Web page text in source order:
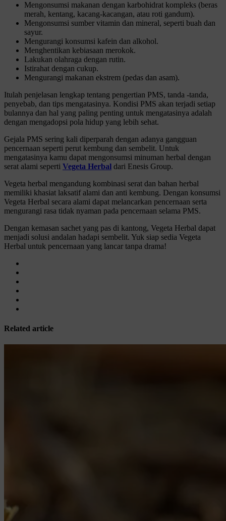
Mengonsumsi makanan dengan karbohidrat kompleks (beras
merah, kentang, kacang-kacangan, atau roti gandum).
Mengonsumsi sumber vitamin dan mineral, seperti buah dan
sayur.
Mengurangi konsumsi kafein dan alkohol.
Menghentikan kebiasaan merokok.
Lakukan olahraga dengan rutin.
Istirahat dengan cukup.
Mengurangi makanan ekstrem (pedas dan asam).
Itulah penjelasan lengkap tentang pengertian PMS, tanda -tanda,
penyebab, dan tips mengatasinya. Kondisi PMS akan terjadi setiap
bulannya dan hal yang paling penting untuk mengatasinya adalah
dengan mengadopsi pola hidup yang lebih sehat.
Gejala PMS sering kali diperparah dengan adanya gangguan
pencernaan seperti perut kembung dan sembelit. Untuk
mengatasinya kamu dapat mengonsumsi minuman herbal dengan
serat alami seperti Vegeta Herbal dari Enesis Group.
Vegeta herbal mengandung kombinasi serat dan bahan herbal
memiliki khasiat laksatif alami dan anti kembung. Dengan konsumsi
Vegeta Herbal secara alami dapat melancarkan pencernaan serta
mengurangi rasa tidak nyaman pada pencernaan selama PMS.
Dengan kemasan sachet yang pas di kantong, Vegeta Herbal dapat
menjadi solusi andalan hadapi sembelit. Yuk siap sedia Vegeta
Herbal untuk pencernaan yang lancar tanpa drama!
Related article